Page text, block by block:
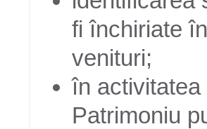
fi închiriate
venituri;
în
Patrimoniu